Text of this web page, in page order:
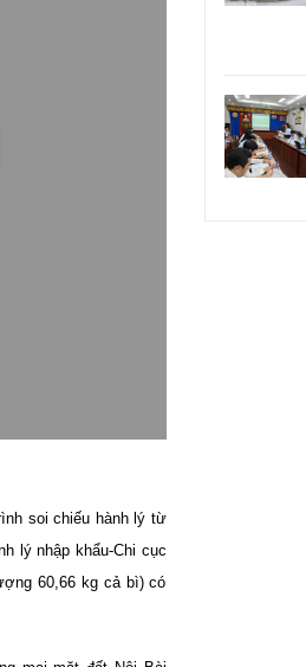
soi chiếu hành lý từ
lý nhập khẩu-Chi cục
60,66 kg cả bì) có